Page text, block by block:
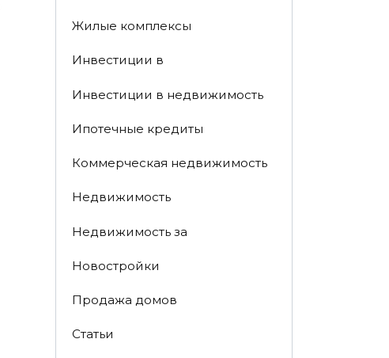
Жилые комплексы
Инвестиции в
Инвестиции в недвижимость
Ипотечные кредиты
Коммерческая недвижимость
Недвижимость
Недвижимость за
Новостройки
Продажа домов
Статьи